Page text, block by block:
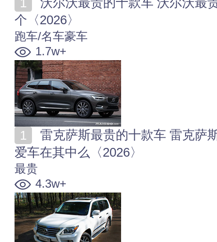
个〈2026〉
跑车/名车豪车
1.7w+
爱车在其中么〈2026〉
最贵
4.3w+